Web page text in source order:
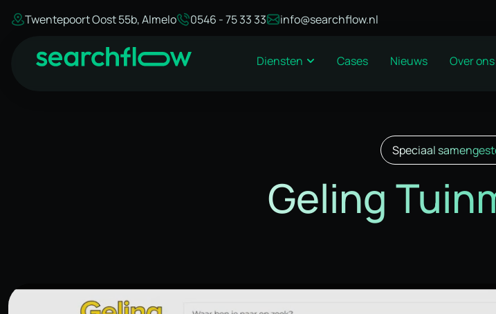
Twentepoort Oost 55b, Almelo 0546 - 75 33 33 info@searchflow.nl
Diensten Cases Nieuws Over ons
Speciaal
Geling